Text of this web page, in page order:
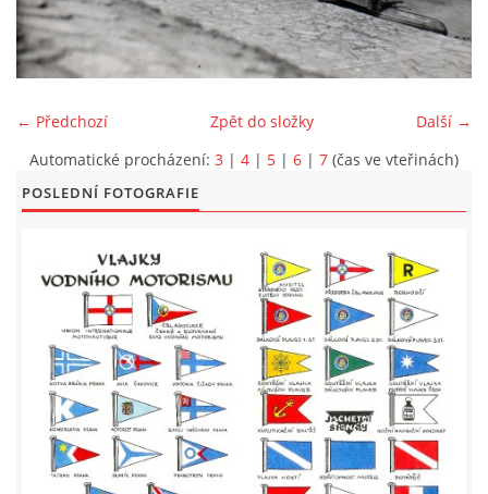
LODĚNICE A OKOLÍ
ROČENKA 2026
PLOVOUCÍ LODĚNICE
UŽITEČNÉ ODKAZY
KONTAKTY
VSTUP PRO ČLENY
← Předchozí Další →
Zpět do složky
Automatické procházení: 3 | 4 | 5 | 6 | 7 (čas ve vteřinách)
POSLEDNÍ FOTOGRAFIE